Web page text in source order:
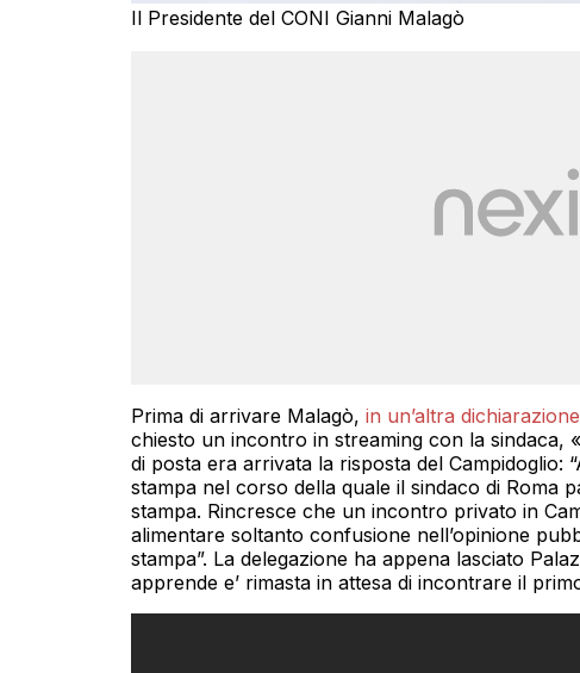
Il Presidente del CONI Gianni Malagò
Prima di arrivare Malagò, in un’altra
chiesto un incontro in streaming con la sindaca,
di posta era arrivata la risposta del Campidoglio:
stampa nel corso della quale il sindaco di Roma
stampa. Rincresce che un incontro privato in
alimentare soltanto confusione nell’opinione
stampa”. La delegazione ha appena lasciato
apprende e’ rimasta in attesa di incontrare il